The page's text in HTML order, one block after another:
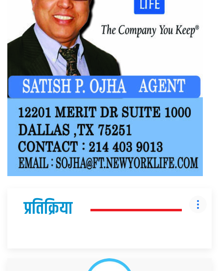
प्रतिक्रिया